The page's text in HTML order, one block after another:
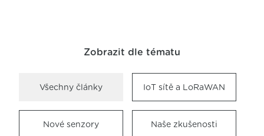
Zobrazit dle tématu
Všechny články IoT sítě a LoRaWAN
Nové senzory Naše zkušenosti